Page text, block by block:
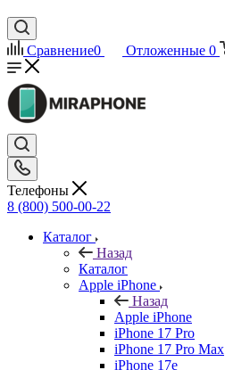
Сравнение0 Отложенные 0
Телефоны
8 (800) 500-00-22
Каталог
Назад
Каталог
Apple iPhone
Назад
Apple iPhone
iPhone 17 Pro
iPhone 17 Pro Max
iPhone 17e